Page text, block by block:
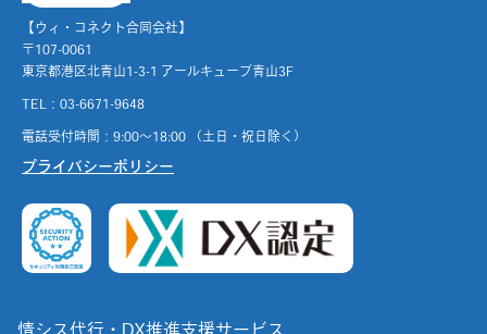
【ウィ・コネクト合同会社】
〒107-0061
東京都港区北青山1-3-1 アールキューブ青山3F
TEL：03-6671-9648
電話受付時間：9:00～18:00 （土日・祝日除く）
プライバシーポリシー
情シス代行・DX推進支援サービス